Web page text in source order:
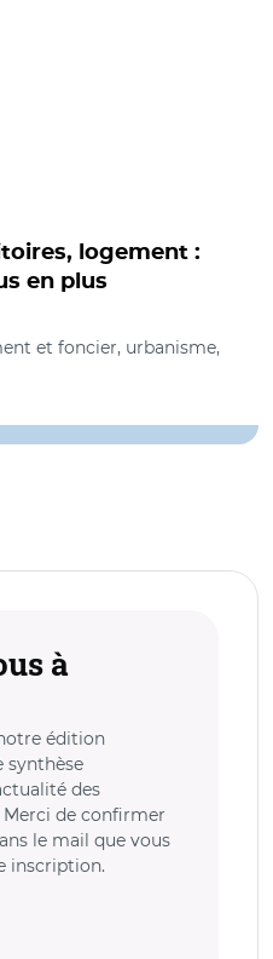
logement :
en plus
et foncier, urbanisme,
à
édition
synthèse
des
de confirmer
le mail que vous
inscription.